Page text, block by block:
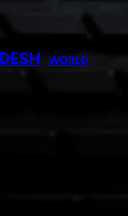
WORLD